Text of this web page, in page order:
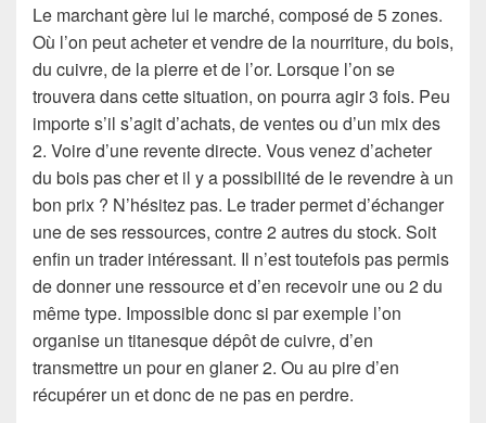
Le marchant gère lui le marché, composé de 5 zones.
Où l’on peut acheter et vendre de la nourriture, du bois,
du cuivre, de la pierre et de l’or. Lorsque l’on se
trouvera dans cette situation, on pourra agir 3 fois. Peu
importe s’il s’agit d’achats, de ventes ou d’un mix des
2. Voire d’une revente directe. Vous venez d’acheter
du bois pas cher et il y a possibilité de le revendre à un
bon prix ? N’hésitez pas. Le trader permet d’échanger
une de ses ressources, contre 2 autres du stock. Soit
enfin un trader intéressant. Il n’est toutefois pas permis
de donner une ressource et d’en recevoir une ou 2 du
même type. Impossible donc si par exemple l’on
organise un titanesque dépôt de cuivre, d’en
transmettre un pour en glaner 2. Ou au pire d’en
récupérer un et donc de ne pas en perdre.